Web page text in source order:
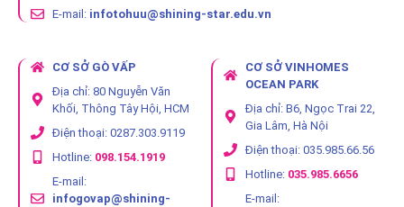
E-mail: infotohuu@shining-star.edu.vn
CƠ SỞ GÒ VẤP
Địa chỉ: 80 Nguyễn Văn
Khối, Thông Tây Hội, HCM
Điện thoại: 0287.303.9119
Hotline: 098.154.1919
E-mail:
infogovap@shining-
CƠ SỞ VINHOMES
OCEAN PARK
Địa chỉ: B6, Ngọc Trai 22,
Gia Lâm, Hà Nội
Điện thoại: 035.985.66.56
Hotline: 035.985.6656
E-mail: